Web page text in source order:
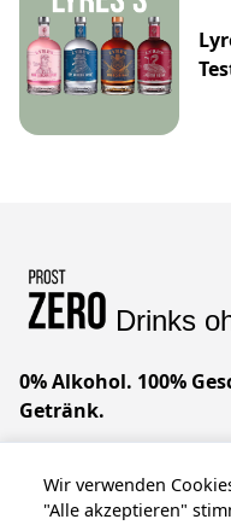
Drinks
0% Alkohol. 100%
Getränk.
alles haben kannst –
Kompromisse. Prost!
Wir verwenden
"Alle akzeptieren"